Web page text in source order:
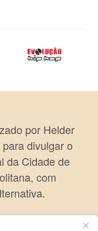
por Helder
divulgar o
da Cidade de
com